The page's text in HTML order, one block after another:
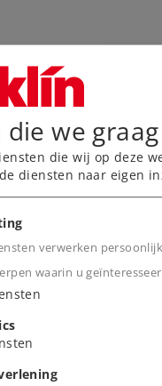
die we
die wij op deze
diensten naar eigen
verwerken
waarin u